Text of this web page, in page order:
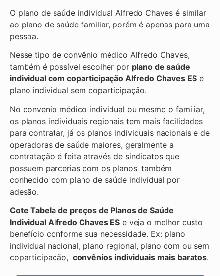
O plano de saúde individual Alfredo Chaves é similar
ao plano de saúde familiar, porém é apenas para uma
pessoa.
Nesse tipo de convênio médico Alfredo Chaves,
também é possível escolher por plano de saúde
individual com coparticipação Alfredo Chaves ES e
plano individual sem coparticipação.
No convenio médico individual ou mesmo o familiar,
os planos individuais regionais tem mais facilidades
para contratar, já os planos individuais nacionais e de
operadoras de saúde maiores, geralmente a
contratação é feita através de sindicatos que
possuem parcerias com os planos, também
conhecido com plano de saúde individual por
adesão.
Cote Tabela de preços de Planos de Saúde
Individual Alfredo Chaves ES e veja o melhor custo
benefício conforme sua necessidade. Ex: plano
individual nacional, plano regional, plano com ou sem
coparticipação, convênios individuais mais baratos.